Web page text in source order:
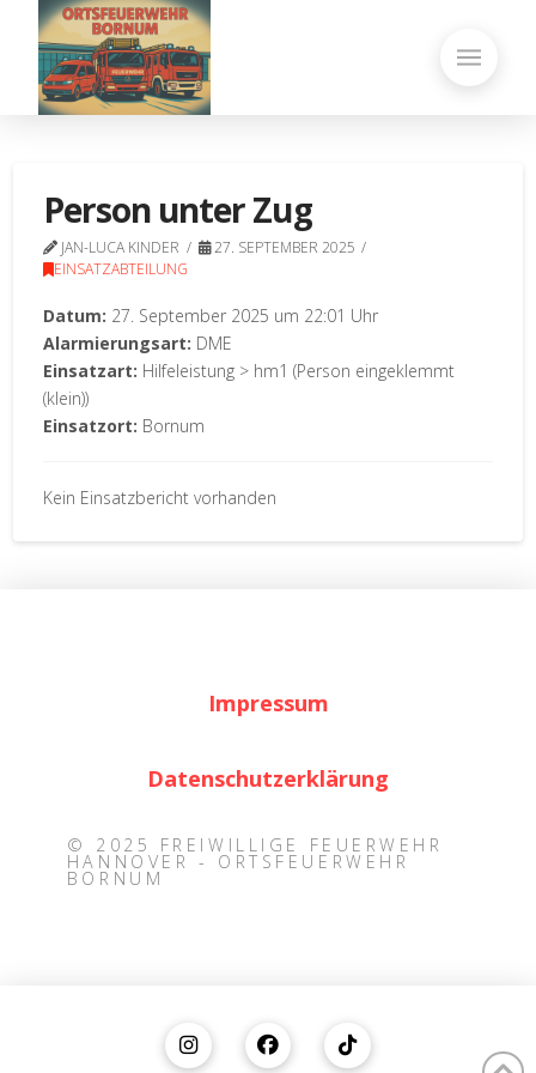
Person unter Zug
JAN-LUCA KINDER
27. SEPTEMBER 2025
EINSATZABTEILUNG
Datum: 27. September 2025 um 22:01 Uhr
Alarmierungsart: DME
Einsatzart: Hilfeleistung > hm1 (Person eingeklemmt
(klein))
Einsatzort: Bornum
Kein Einsatzbericht vorhanden
Impressum
Datenschutzerklärung
© 2025 FREIWILLIGE FEUERWEHR
HANNOVER - ORTSFEUERWEHR
BORNUM